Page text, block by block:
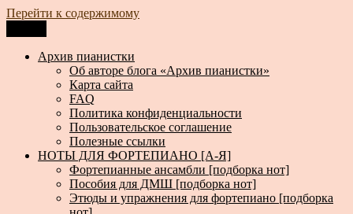
Перейти к содержимому
Архив пианистки
Всё для пианистов: ноты, книги, музыка, статьи…
Архив пианистки
Об авторе блога «Архив пианистки»
Карта сайта
FAQ
Политика конфиденциальности
Пользовательское соглашение
Полезные ссылки
НОТЫ ДЛЯ ФОРТЕПИАНО [А-Я]
Фортепианные ансамбли [подборка нот]
Пособия для ДМШ [подборка нот]
Этюды и упражнения для фортепиано [подборка